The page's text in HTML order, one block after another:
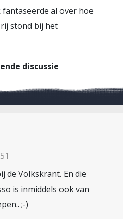
fantaseerde al over hoe
stond bij het
discussie
de Volkskrant. En die
is inmiddels ook van
;-)